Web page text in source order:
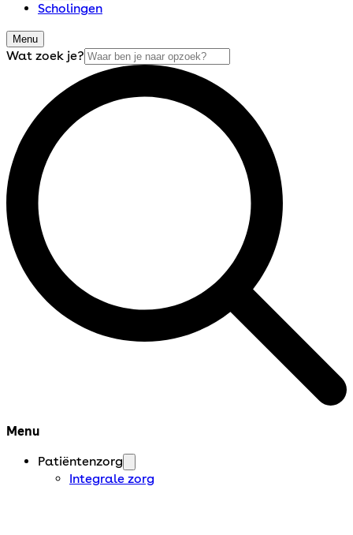
Scholingen
Menu
Wat zoek je?
Menu
Patiëntenzorg
Integrale zorg